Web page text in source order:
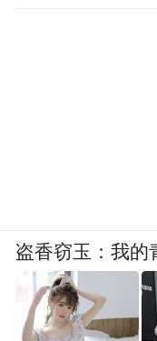
盗香窃玉：我的